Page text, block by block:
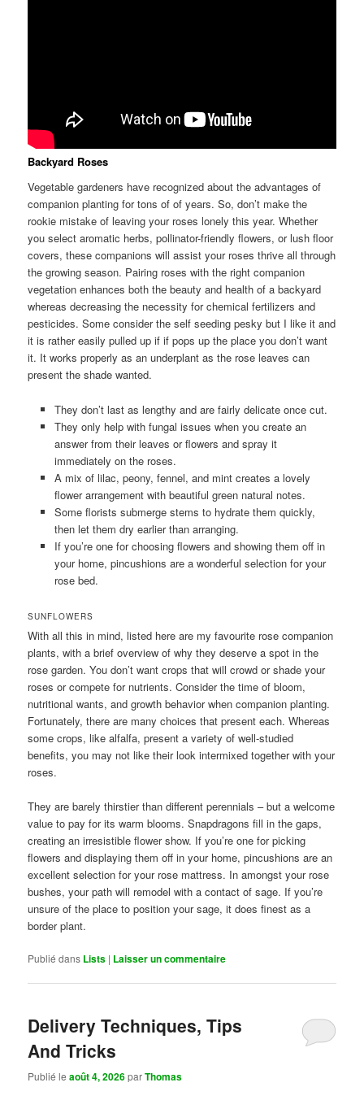
Backyard Roses
Vegetable gardeners have recognized about the advantages of
companion planting for tons of of years. So, don’t make the
rookie mistake of leaving your roses lonely this year. Whether
you select aromatic herbs, pollinator-friendly flowers, or lush floor
covers, these companions will assist your roses thrive all through
the growing season. Pairing roses with the right companion
vegetation enhances both the beauty and health of a backyard
whereas decreasing the necessity for chemical fertilizers and
pesticides. Some consider the self seeding pesky but I like it and
it is rather easily pulled up if if pops up the place you don’t want
it. It works properly as an underplant as the rose leaves can
present the shade wanted.
They don’t last as lengthy and are fairly delicate once cut.
They only help with fungal issues when you create an
answer from their leaves or flowers and spray it
immediately on the roses.
A mix of lilac, peony, fennel, and mint creates a lovely
flower arrangement with beautiful green natural notes.
Some florists submerge stems to hydrate them quickly,
then let them dry earlier than arranging.
If you’re one for choosing flowers and showing them off in
your home, pincushions are a wonderful selection for your
rose bed.
SUNFLOWERS
With all this in mind, listed here are my favourite rose companion
plants, with a brief overview of why they deserve a spot in the
rose garden. You don’t want crops that will crowd or shade your
roses or compete for nutrients. Consider the time of bloom,
nutritional wants, and growth behavior when companion planting.
Fortunately, there are many choices that present each. Whereas
some crops, like alfalfa, present a variety of well-studied
benefits, you may not like their look intermixed together with your
roses.
They are barely thirstier than different perennials – but a welcome
value to pay for its warm blooms. Snapdragons fill in the gaps,
creating an irresistible flower show. If you’re one for picking
flowers and displaying them off in your home, pincushions are an
excellent selection for your rose mattress. In amongst your rose
bushes, your path will remodel with a contact of sage. If you’re
unsure of the place to position your sage, it does finest as a
border plant.
Publié dans Lists | Laisser un commentaire
Delivery Techniques, Tips
And Tricks
Publié leaoût 4, 2026parThomas